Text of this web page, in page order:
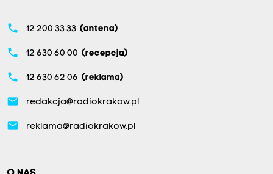
phone 12 200 33 33 (antena)
phone 12 630 60 00 (recepcja)
phone 12 630 62 06 (reklama)
email redakcja@radiokrakow.pl
email reklama@radiokrakow.pl